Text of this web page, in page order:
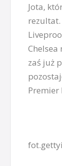
Jota,
rezultat.
zaś już
Premier